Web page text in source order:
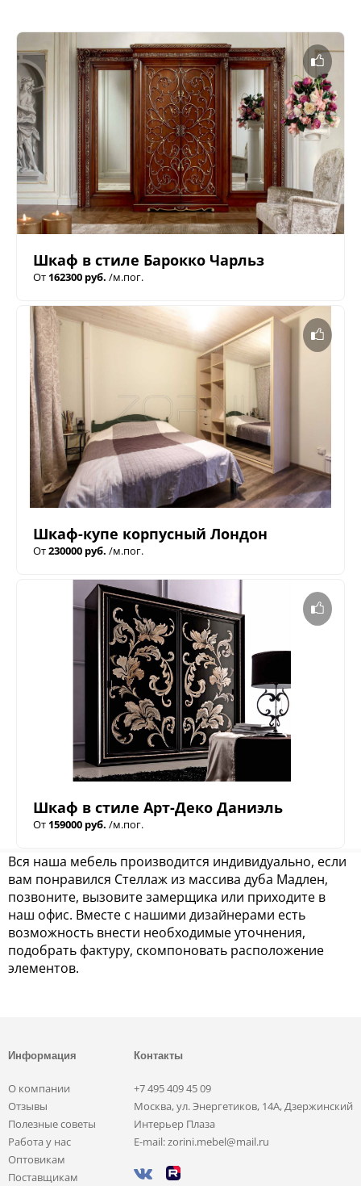
Шкаф в стиле Барокко Чарльз
От 162300 руб. /м.пог.
Шкаф-купе корпусный Лондон
От230000 руб. /м.пог.
Шкаф в стиле Арт-Деко Даниэль
От 159000 руб. /м.пог.
Вся наша мебель производится индивидуально, если
вам понравился Стеллаж из массива дуба Мадлен,
позвоните, вызовите замерщика или приходите в
наш офис. Вместе с нашими дизайнерами есть
возможность внести необходимые уточнения,
подобрать фактуру, скомпоновать расположение
элементов.
Информация
О компании
Отзывы
Полезные советы
Работа у нас
Оптовикам
Поставщикам
Контакты
+7 495 409 45 09
Москва, ул. Энергетиков, 14А, Дзержинский
Интерьер Плаза
E-mail: zorini.mebel@mail.ru